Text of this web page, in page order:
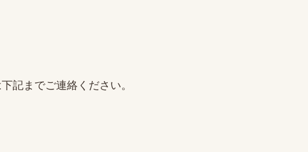
記までご連絡ください。